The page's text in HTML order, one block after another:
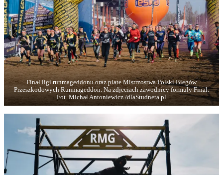
Finał ligi runmageddonu oraz piate Mistrzostwa Polski Biegów
Przeszkodowych Runmageddon. Na zdjeciach zawodnicy formuly Final.
Fot. Michał Antoniewicz /dlaStudneta.pl